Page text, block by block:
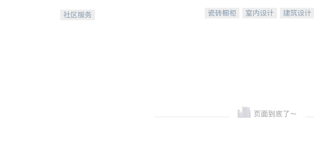
社区服务
机。品质厨房，家的选择。
瓷砖橱柜 室内设计
建筑设计